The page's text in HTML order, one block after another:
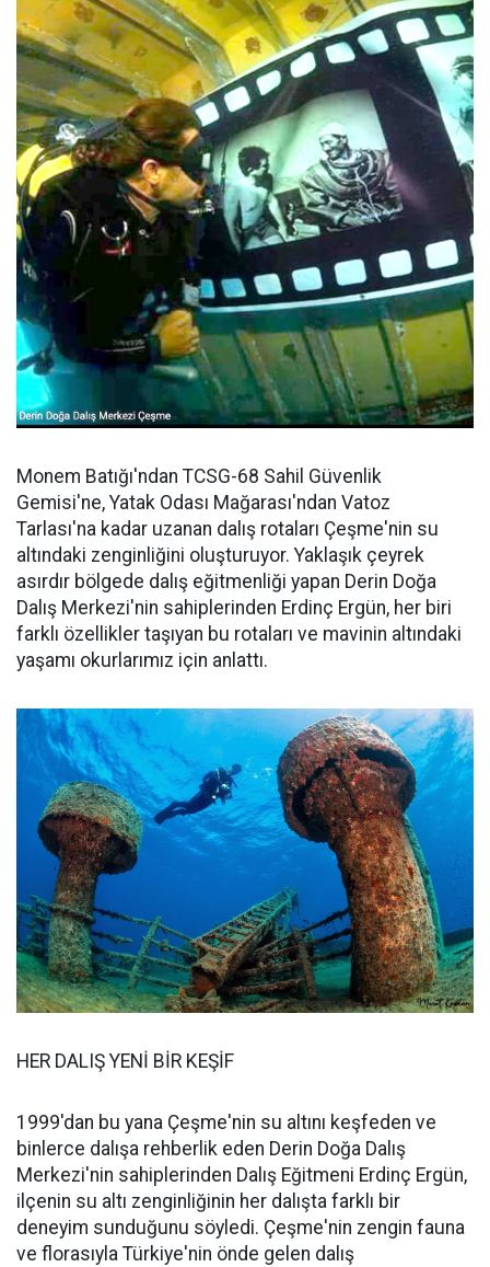
Monem Batığı'ndan TCSG-68 Sahil Güvenlik
Gemisi'ne, Yatak Odası Mağarası'ndan Vatoz
Tarlası'na kadar uzanan dalış rotaları Çeşme'nin su
altındaki zenginliğini oluşturuyor. Yaklaşık çeyrek
asırdır bölgede dalış eğitmenliği yapan Derin Doğa
Dalış Merkezi'nin sahiplerinden Erdinç Ergün, her biri
farklı özellikler taşıyan bu rotaları ve mavinin altındaki
yaşamı okurlarımız için anlattı.
HER DALIŞ YENİ BİR KEŞİF
1999'dan bu yana Çeşme'nin su altını keşfeden ve
binlerce dalışa rehberlik eden Derin Doğa Dalış
Merkezi'nin sahiplerinden Dalış Eğitmeni Erdinç Ergün,
ilçenin su altı zenginliğinin her dalışta farklı bir
deneyim sunduğunu söyledi. Çeşme'nin zengin fauna
ve florasıyla Türkiye'nin önde gelen dalış